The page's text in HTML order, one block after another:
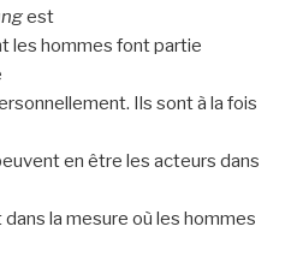
est
les hommes font partie
Ils sont à la fois
en être les acteurs dans
la mesure où les hommes